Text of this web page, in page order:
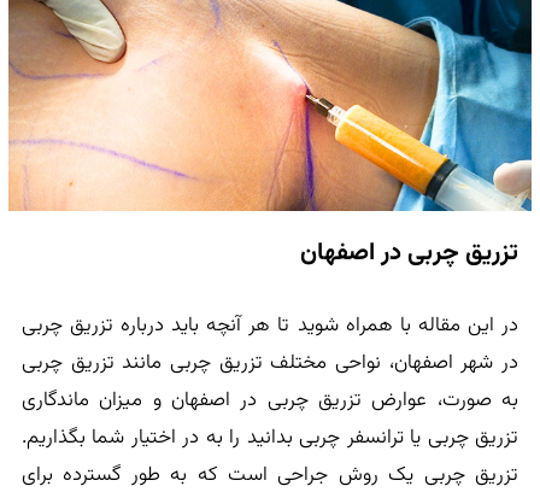
تزریق چربی در اصفهان
در این مقاله با همراه شوید تا هر آنچه باید درباره تزریق چربی
در شهر اصفهان، نواحی مختلف تزریق چربی مانند تزریق چربی
به صورت، عوارض تزریق چربی در اصفهان و میزان ماندگاری
تزریق چربی یا ترانسفر چربی بدانید را به در اختیار شما بگذاریم.
تزریق چربی یک روش جراحی است که به طور گسترده برای